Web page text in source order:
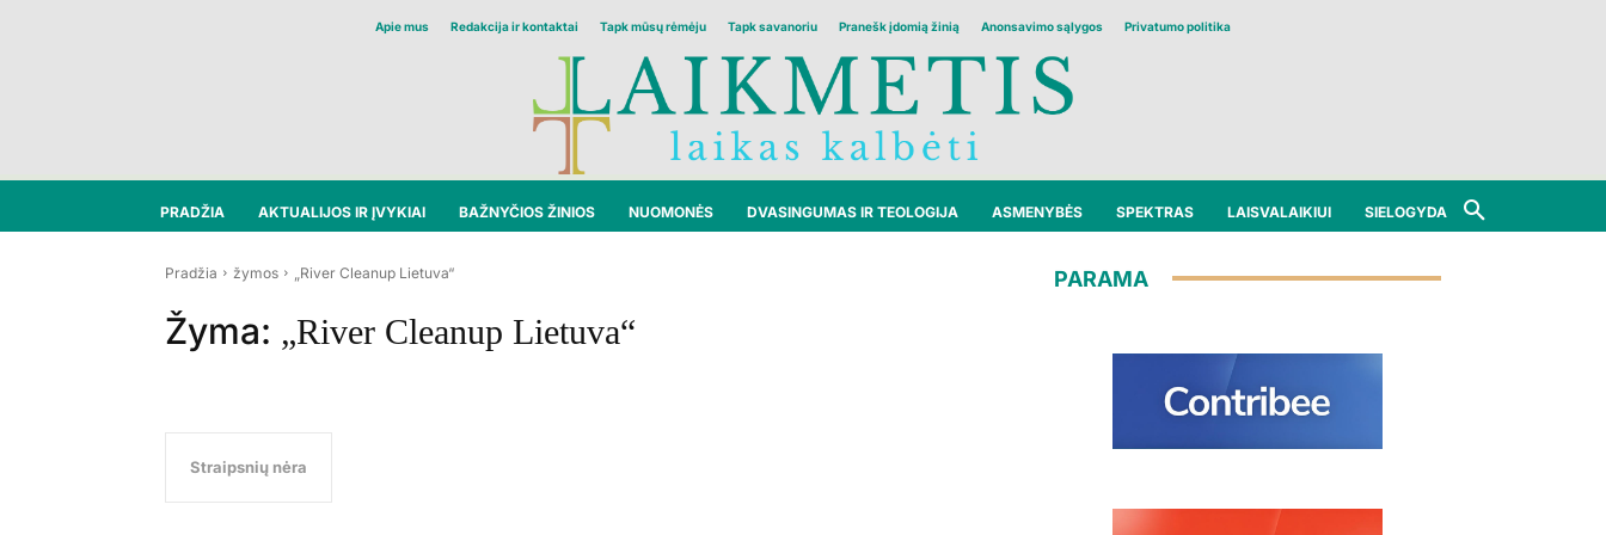
Apie mus Redakcija ir kontaktai Tapk mūsų rėmėju Tapk savanoriu Pranešk įdomią žinią Anonsavimo sąlygos Privatumo politika
PRADŽIA AKTUALIJOS IR ĮVYKIAI BAŽNYČIOS ŽINIOS NUOMONĖS DVASINGUMAS IR TEOLOGIJA ASMENYBĖS SPEKTRAS LAISVALAIKIUI SIELOGYDA
Pradžia žymos „River Cleanup Lietuva“
Žyma: „River Cleanup Lietuva“
Straipsnių nėra
PARAMA